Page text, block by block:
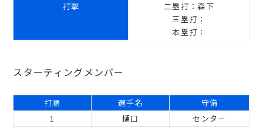
打撃
二塁打：森下
三塁打：
本塁打：
スターティングメンバー
打順 選手名
守備
1
樋口
センター